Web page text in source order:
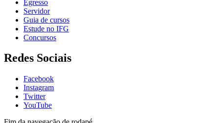
Egresso
Servidor
Guia de cursos
Estude no IFG
Concursos
Redes Sociais
Facebook
Instagram
Twitter
YouTube